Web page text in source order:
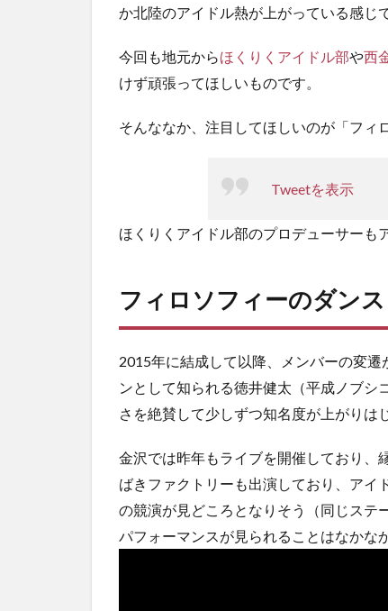
イ
ン
ト
情
か北陸のアイドル熱が上がっている感じ
今回も地元からほくりくアイドル部や西
けず頑張ってほしいものです。
そんななか、注目してほしいのが「フィ
Tweetを表示
ほくりくアイドル部のプロデューサーも
フィロソフィーのダン
2015年に結成して以降、メンバーの変
ンとして知られる徳井健太（平成ノブシ
さを絶賛して少しずつ知名度が上がりは
金沢では昨年もライブを開催しており、
ばきファクトリーも出演しており、アイ
の競演が見どころとなりそう（同じステ
パフォーマンスが見られることはなかな